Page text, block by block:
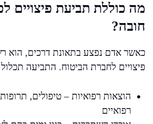
מה כוללת תביעת פיצויים
חובה?
כאשר אדם נפצע בתאונת דרכים, הוא
פיצויים לחברת הביטוח. התביעה
הוצאות רפואיות – טיפולים,
רפואיים